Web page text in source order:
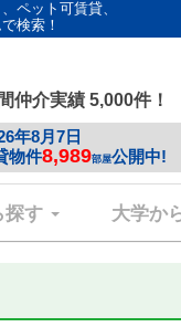
ペット可賃貸、
検索！
仲介実績 5,000件！
年8月7日
物件8,989部屋公開中!
探す 大学か